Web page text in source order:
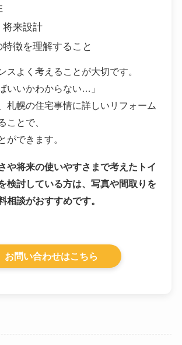
将来設計
徴を理解すること
スよく考えることが大切です。
いいかわからない…」
札幌の住宅事情に詳しいリフォーム
ことで、
ができます。
や将来の使いやすさまで考えたトイ
検討している方は、写真や間取りを
相談がおすすめです。
お問い合わせはこちら